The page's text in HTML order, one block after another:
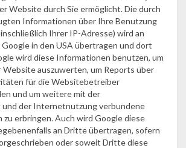
Website durch Sie ermöglicht. Die durch
Informationen über Ihre Benutzung
Ihrer IP-Adresse) wird an
in den USA übertragen und dort
wird diese Informationen benutzen, um
Website auszuwerten, um Reports über
für die Websitebetreiber
und um weitere mit der
der Internetnutzung verbundene
erbringen. Auch wird Google diese
an Dritte übertragen, sofern
oder soweit Dritte diese